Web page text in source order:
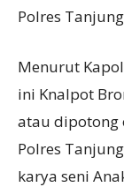
Polres
Menurut
ini Knalpot
atau dipotong
Polres
karya seni